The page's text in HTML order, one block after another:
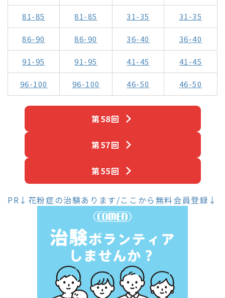
81-85 81-85 31-35 31-35
86-90 86-90 36-40 36-40
91-95 91-95 41-45 41-45
96-100 96-100 46-50 46-50
第58回
第57回
第55回
PR↓花粉症の治験あります/ここから無料会員登録↓